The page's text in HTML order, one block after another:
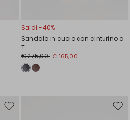
Saldi -40%
Sandalo in cuoio con cinturino a
T
€ 275,00 € 165,00
Sposta